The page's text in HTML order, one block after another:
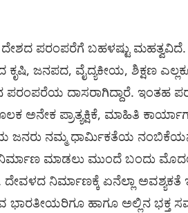
ದೇಶದ ಪರಂಪರೆಗೆ ಬಹಳಷ್ಟು ಮಹತ್ವವಿದೆ.
ಕೃಷಿ, ಜನಪದ, ವೈದ್ಯಕೀಯ, ಶಿಕ್ಷಣ
ಪರಂಪರೆಯ ದಾಸರಾಗಿದ್ದಾರೆ. ಇಂತಹ
ಅನೇಕ ಪ್ರಾತ್ಯಕ್ಷಿಕೆ, ಮಾಹಿತಿ
ಜನರು ನಮ್ಮ ಧಾರ್ಮಿಕತೆಯ
ನಿರ್ಮಾಣ ಮಾಡಲು ಮುಂದೆ ಬಂದು
ದೇವಳದ ನಿರ್ಮಾಣಕ್ಕೆ ಏನೆಲ್ಲಾ ಅವಶ್ಯಕತೆ
ಭಾರತೀಯರಿಗೂ ಹಾಗೂ ಅಲ್ಲಿನ ಭಕ್ತ